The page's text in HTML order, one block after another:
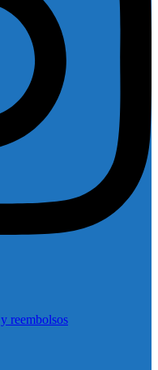
reembolsos